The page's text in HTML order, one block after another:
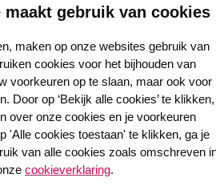
maakt gebruik van cookies
maken op onze websites gebruik van
cookies voor het bijhouden van
voorkeuren op te slaan, maar ook voor
Door op ‘Bekijk alle cookies’ te klikken,
over onze cookies en je voorkeuren
'Alle cookies toestaan' te klikken, ga je
van alle cookies zoals omschreven
cookieverklaring.
Zapoznaj się z najczęściej
każdego produktu. Nie
Skontaktuj się z nami przez
.
odpowiedzialności cywilnej
dostawczego